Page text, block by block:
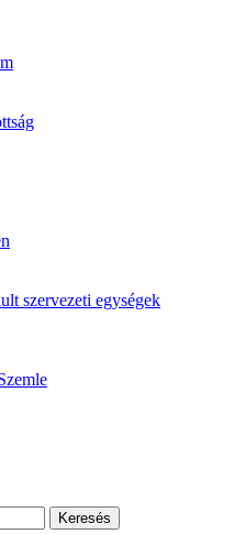
szervezeti egységek